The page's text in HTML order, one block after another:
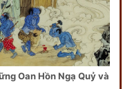
Oan Hồn Ngạ Quỷ và